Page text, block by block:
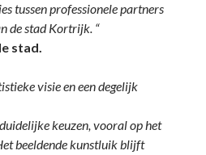
tussen professionele partners
de stad Kortrijk. “
stad.
visie en een degelijk
keuzen, vooral op het
beeldende kunstluik blijft